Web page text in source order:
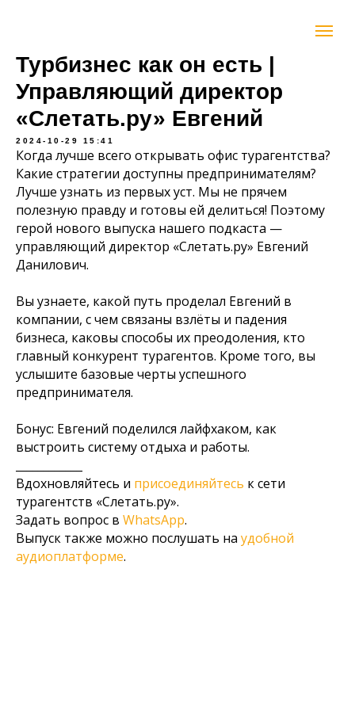
Турбизнес как он есть |
Управляющий директор
«Слетать.ру» Евгений
2024-10-29 15:41
Когда лучше всего открывать офис турагентства?
Какие стратегии доступны предпринимателям?
Лучше узнать из первых уст. Мы не прячем
полезную правду и готовы ей делиться! Поэтому
герой нового выпуска нашего подкаста —
управляющий директор «Слетать.ру» Евгений
Данилович.
Вы узнаете, какой путь проделал Евгений в
компании, с чем связаны взлёты и падения
бизнеса, каковы способы их преодоления, кто
главный конкурент турагентов. Кроме того, вы
услышите базовые черты успешного
предпринимателя.
Бонус: Евгений поделился лайфхаком, как
выстроить систему отдыха и работы.
Вдохновляйтесь и присоединяйтесь к сети
турагентств «Слетать.ру».
Задать вопрос в WhatsApp.
Выпуск также можно послушать на удобной
аудиоплатформе.